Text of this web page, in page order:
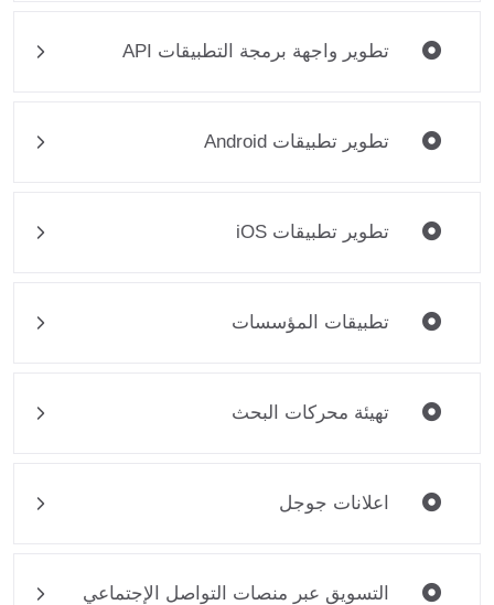
تطوير واجهة برمجة التطبيقات API
تطوير تطبيقات Android
تطوير تطبيقات iOS
تطبيقات المؤسسات
تهيئة محركات البحث
اعلانات جوجل
التسويق عبر منصات التواصل الإجتماعي